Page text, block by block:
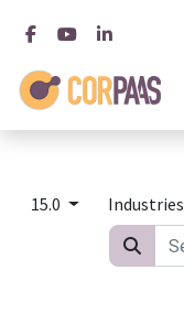
15.0
Industries